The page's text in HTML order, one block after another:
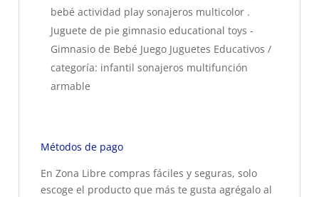
bebé actividad play sonajeros multicolor .
Juguete de pie gimnasio educational toys -
Gimnasio de Bebé Juego Juguetes Educativos /
categoría: infantil sonajeros multifunción
armable
Métodos de pago
En Zona Libre compras fáciles y seguras, solo
escoge el producto que más te gusta agrégalo al